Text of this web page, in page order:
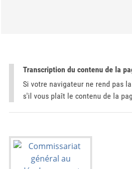
Transcription du contenu de la
Si votre navigateur ne rend pas
s'il vous plaît le contenu de la